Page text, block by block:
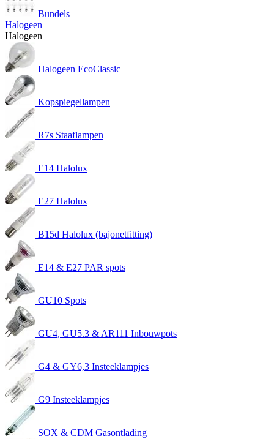
Bundels
Halogeen
Halogeen
Halogeen EcoClassic
Kopspiegellampen
R7s Staaflampen
E14 Halolux
E27 Halolux
B15d Halolux (bajonetfitting)
E14 & E27 PAR spots
GU10 Spots
GU4, GU5.3 & AR111 Inbouwpots
G4 & GY6,3 Insteeklampjes
G9 Insteeklampjes
SOX & CDM Gasontlading